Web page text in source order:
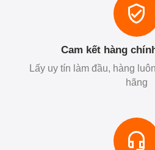
Cam kết hàng
Lấy uy tín làm đầu, hàng
hãng